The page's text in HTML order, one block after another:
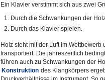
Ein Klavier verstimmt sich aus zwei
Durch die Schwankungen der
Durch das Klavier spielen.
Holz steht mit der Luft im
transportiert. Die jahreszeitlich
führen auch zu Schwankungen der
Konstruktion des Klangkörpers